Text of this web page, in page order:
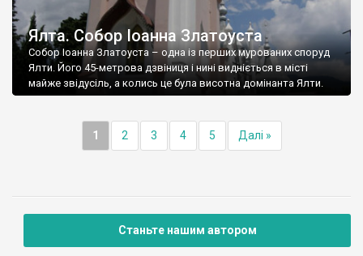
Ялта. Собор Іоанна Златоуста
Собор Іоанна Златоуста – одна із перших мурованих споруд
Ялти. Його 45-метрова дзвіниця і нині видніється в місті
майже звідусіль, а колись це була висотна домінанта Ялти.
1 2 3 4 5 Далі »
Станьте нашим автором